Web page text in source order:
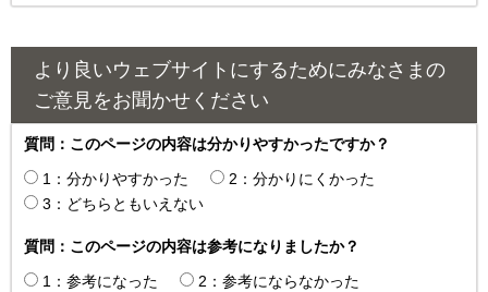
より良いウェブサイトにするためにみなさまの
ご意見をお聞かせください
質問：このページの内容は分かりやすかったですか？
1：分かりやすかった
2：分かりにくかった
3：どちらともいえない
質問：このページの内容は参考になりましたか？
1：参考になった
2：参考にならなかった